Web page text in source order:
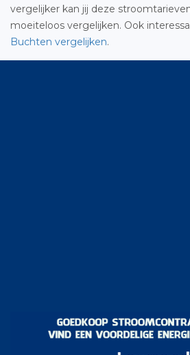
vergelijker kan jij deze
moeiteloos vergelijken. Ook
Buchten vergelijken.